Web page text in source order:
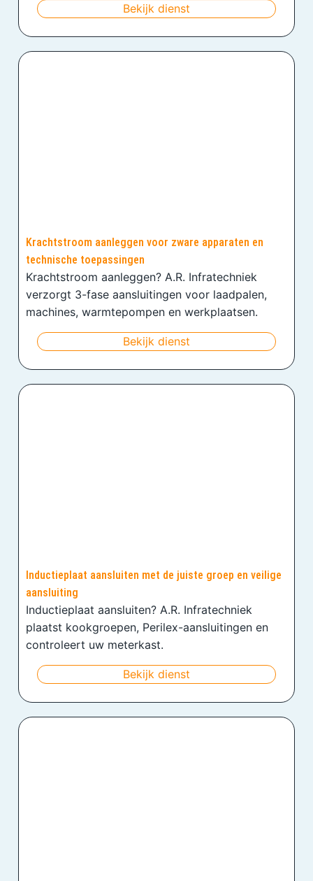
Bekijk dienst
Krachtstroom aanleggen voor zware apparaten en
technische toepassingen
Krachtstroom aanleggen? A.R. Infratechniek
verzorgt 3-fase aansluitingen voor laadpalen,
machines, warmtepompen en werkplaatsen.
Bekijk dienst
Inductieplaat aansluiten met de juiste groep en veilige
aansluiting
Inductieplaat aansluiten? A.R. Infratechniek
plaatst kookgroepen, Perilex-aansluitingen en
controleert uw meterkast.
Bekijk dienst